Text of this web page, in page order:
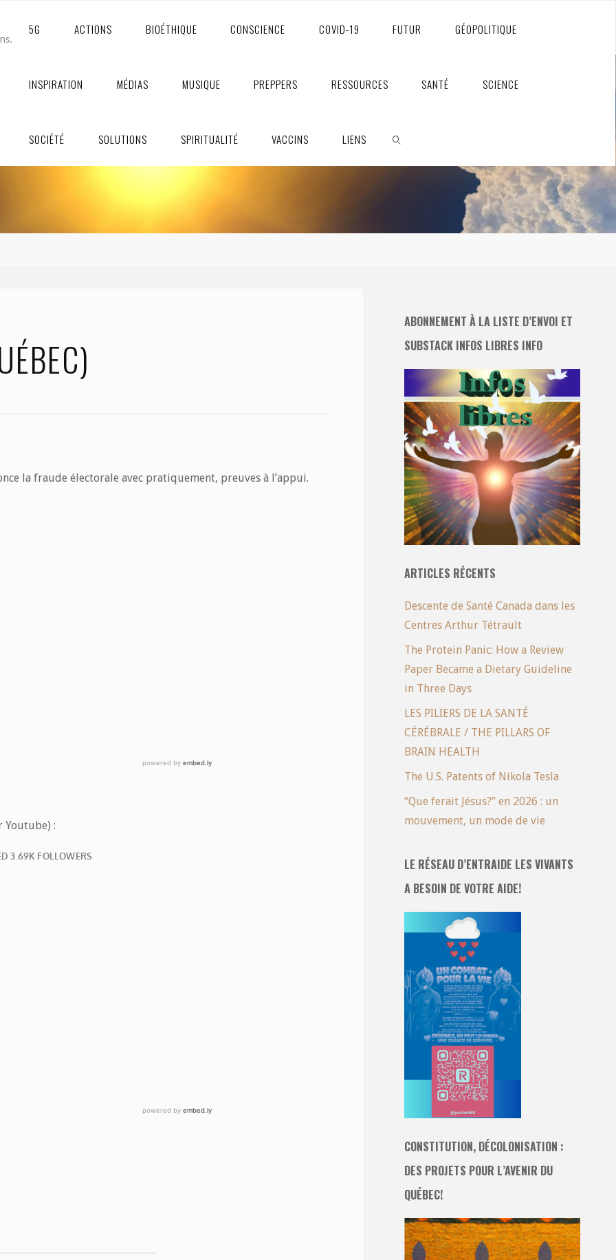
5G ACTIONS BIOÉTHIQUE CONSCIENCE COVID-19 FUTUR GÉOPOLITIQUE
INSPIRATION MÉDIAS MUSIQUE PREPPERS RESSOURCES SANTÉ SCIENCE
SOCIÉTÉ SOLUTIONS SPIRITUALITÉ VACCINS LIENS
la fraude électorale avec pratiquement, preuves à l’appui.
Youtube) :
ABONNEMENT À LA LISTE D’ENVOI ET
SUBSTACK INFOS LIBRES INFO
ARTICLES RÉCENTS
Descente de Santé Canada dans les
Centres Arthur Tétrault
The Protein Panic: How a Review
Paper Became a Dietary Guideline
in Three Days
LES PILIERS DE LA SANTÉ
CÉRÉBRALE / THE PILLARS OF
BRAIN HEALTH
The U.S. Patents of Nikola Tesla
“Que ferait Jésus?” en 2026 : un
mouvement, un mode de vie
LE RÉSEAU D’ENTRAIDE LES VIVANTS
A BESOIN DE VOTRE AIDE!
CONSTITUTION, DÉCOLONISATION :
DES PROJETS POUR L’AVENIR DU
QUÉBEC!